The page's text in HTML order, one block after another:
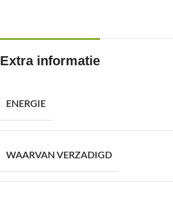
Extra informatie
ENERGIE
WAARVAN VERZADIGD